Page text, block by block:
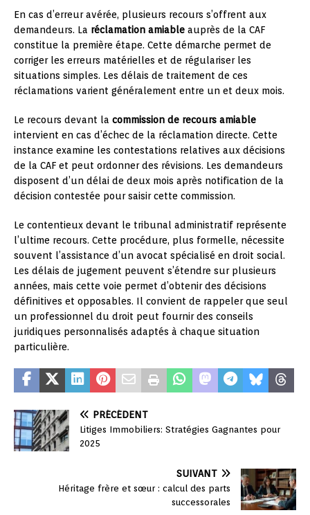
En cas d’erreur avérée, plusieurs recours s’offrent aux
demandeurs. La réclamation amiable auprès de la CAF
constitue la première étape. Cette démarche permet de
corriger les erreurs matérielles et de régulariser les
situations simples. Les délais de traitement de ces
réclamations varient généralement entre un et deux mois.
Le recours devant la commission de recours amiable
intervient en cas d’échec de la réclamation directe. Cette
instance examine les contestations relatives aux décisions
de la CAF et peut ordonner des révisions. Les demandeurs
disposent d’un délai de deux mois après notification de la
décision contestée pour saisir cette commission.
Le contentieux devant le tribunal administratif représente
l’ultime recours. Cette procédure, plus formelle, nécessite
souvent l’assistance d’un avocat spécialisé en droit social.
Les délais de jugement peuvent s’étendre sur plusieurs
années, mais cette voie permet d’obtenir des décisions
définitives et opposables. Il convient de rappeler que seul
un professionnel du droit peut fournir des conseils
juridiques personnalisés adaptés à chaque situation
particulière.
PRÉCÉDENT
Litiges Immobiliers: Stratégies Gagnantes pour
2025
SUIVANT
Héritage frère et sœur : calcul des parts
successorales